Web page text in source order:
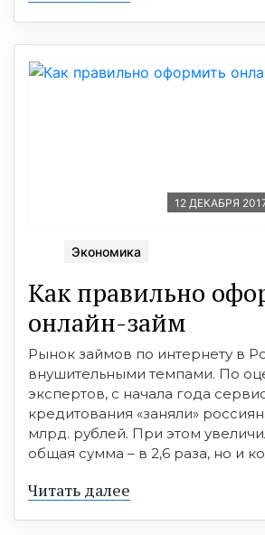
12 ДЕКАБРЯ
Экономика
Как правильно
онлайн-займ
Рынок займов по интернету в
внушительными темпами. По
экспертов, с начала года
кредитования «заняли»
млрд. рублей. При этом
общая сумма – в 2,6 раза, но и
Читать далее